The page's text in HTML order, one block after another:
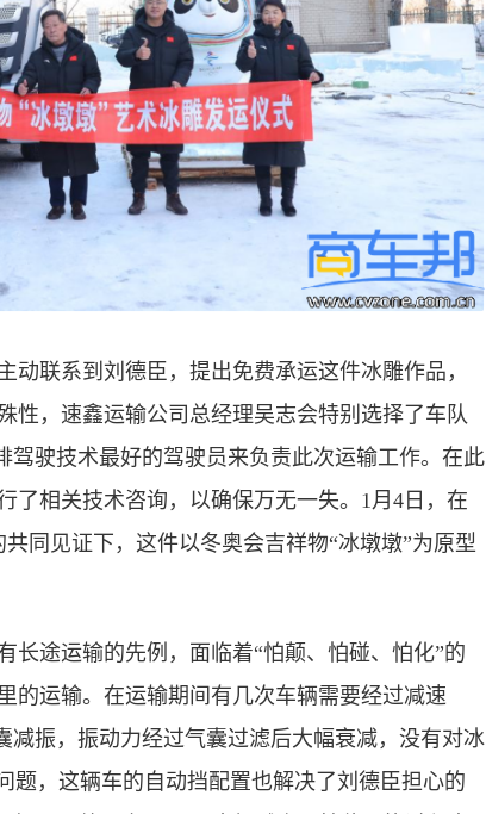
联系到刘德臣，提出免费承运这件冰雕作品，
性，速鑫运输公司总经理吴志会特别选择了车队
驾驶技术最好的驾驶员来负责此次运输工作。在此
了相关技术咨询，以确保万无一失。1月4日，在
同见证下，这件以冬奥会吉祥物“冰墩墩”为原型
长途运输的先例，面临着“怕颠、怕碰、怕化”的
的运输。在运输期间有几次车辆需要经过减速
减振，振动力经过气囊过滤后大幅衰减，没有对冰
题，这辆车的自动挡配置也解决了刘德臣担心的